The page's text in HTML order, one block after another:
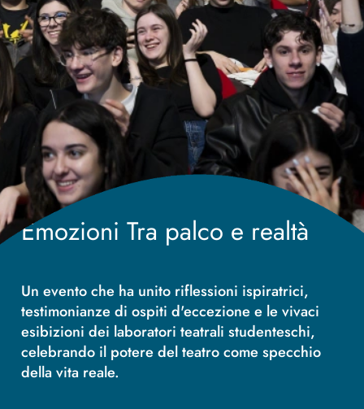
Emozioni Tra palco e realtà
Un evento che ha unito riflessioni ispiratrici,
testimonianze di ospiti d'eccezione e le vivaci
esibizioni dei laboratori teatrali studenteschi,
celebrando il potere del teatro come specchio
della vita reale.